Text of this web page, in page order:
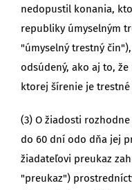
nedopustil konania,
republiky úmyselným
"úmyselný trestný
odsúdený, ako aj to,
ktorej šírenie je
(3) O žiadosti
do 60 dní odo dňa jej
žiadateľovi preukaz
"preukaz")